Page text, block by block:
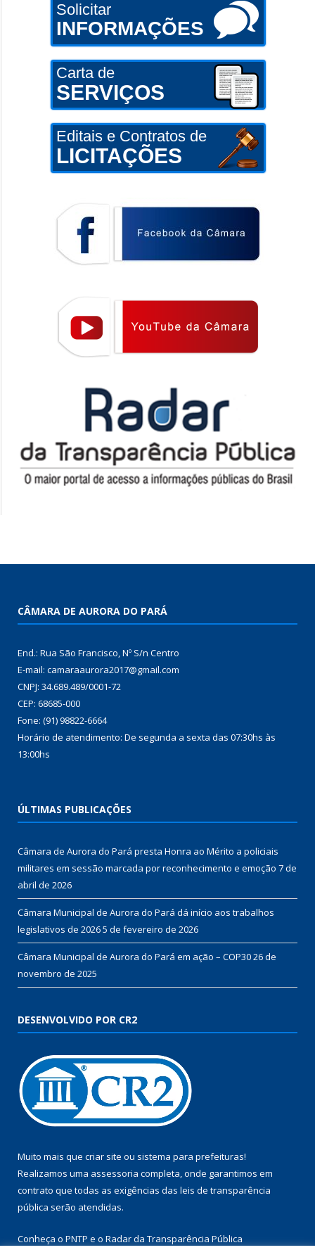
Solicitar
INFORMAÇÕES
Carta de
SERVIÇOS
Editais e Contratos de
LICITAÇÕES
CÂMARA DE AURORA DO PARÁ
End.: Rua São Francisco, Nº S/n Centro
E-mail: camaraaurora2017@gmail.com
CNPJ: 34.689.489/0001-72
CEP: 68685-000
Fone: (91) 98822-6664
Horário de atendimento: De segunda a sexta das 07:30hs às
13:00hs
ÚLTIMAS PUBLICAÇÕES
Câmara de Aurora do Pará presta Honra ao Mérito a policiais
militares em sessão marcada por reconhecimento e emoção 7 de
abril de 2026
Câmara Municipal de Aurora do Pará dá início aos trabalhos
legislativos de 20265 de fevereiro de 2026
Câmara Municipal de Aurora do Pará em ação – COP3026 de
novembro de 2025
DESENVOLVIDO POR CR2
Muito mais que criar site ou sistema para prefeituras!
Realizamos uma assessoria completa, onde garantimos em
contrato que todas as exigências das leis de transparência
pública serão atendidas.
Conheça o PNTP e o Radar da Transparência Pública